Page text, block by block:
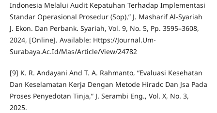
Indonesia Melalui Audit Kepatuhan Terhadap Implementasi
Standar Operasional Prosedur (Sop),” J. Masharif Al-Syariah
J. Ekon. Dan Perbank. Syariah, Vol. 9, No. 5, Pp. 3595–3608,
2024, [Online]. Available: Https://Journal.Um-
Surabaya.Ac.Id/Mas/Article/View/24782
[9] K. R. Andayani And T. A. Rahmanto, “Evaluasi Kesehatan
Dan Keselamatan Kerja Dengan Metode Hiradc Dan Jsa Pada
Proses Penyedotan Tinja,” J. Serambi Eng., Vol. X, No. 3,
2025.